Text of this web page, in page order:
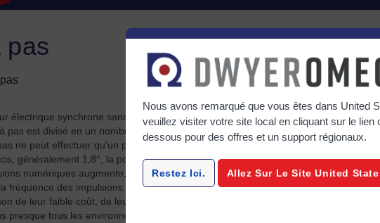
pas
électrique synchrone sans balais qui convertit des impulsions numériques en
pas est divisé en un nombre discret de pas, souvent 200, et le moteur doit recevoir
ne peut effectuer qu'un pas à la fois et chaque pas est de même taille. Étant
généralement 1,8°, la position du moteur peut être contrôlée sans aucun
numériques augmente, le mouvement par pas se transforme en rotation
fréquence des impulsions. Les moteurs pas à pas sont utilisés quotidiennement
de leur faible coût, de leur grande fiabilité, de leur couple élevé à basse vitesse
presque tous les environnements.
Nous avons remarqué que vous êtes dans United
veuillez visiter votre site local en cliquant sur le lien
dessous pour des offres et un support régionaux.
Restez Ici. Allez Sur Le SiteUnited